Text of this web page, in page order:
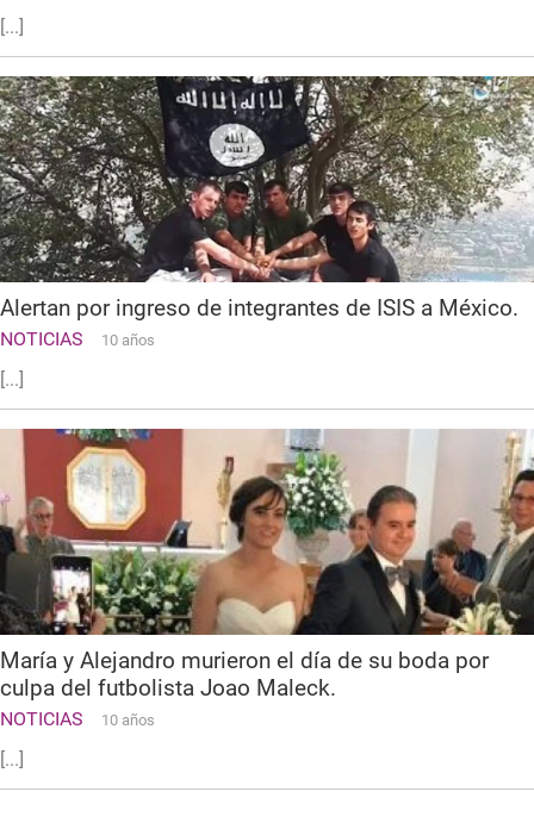
[...]
Alertan por ingreso de integrantes de ISIS a México.
NOTICIAS 10 años
[...]
María y Alejandro murieron el día de su boda por
culpa del futbolista Joao Maleck.
NOTICIAS 10 años
[...]